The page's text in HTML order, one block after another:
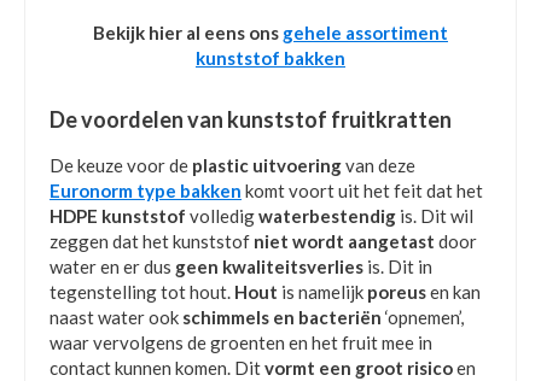
Bekijk hier al eens ons gehele assortiment
kunststof bakken
De voordelen van kunststof fruitkratten
De keuze voor de plastic uitvoeringvan deze
Euronorm type bakken komt voort uit het feit dat het
HDPE kunststof volledigwaterbestendig is. Dit wil
zeggen dat het kunststof niet wordt aangetast door
water en er dus geen kwaliteitsverlies is. Dit in
tegenstelling tot hout. Hout is namelijk poreusen kan
naast water ook schimmels en bacteriën ‘opnemen’,
waar vervolgens de groenten en het fruit mee in
contact kunnen komen. Ditvormt een groot risicoen